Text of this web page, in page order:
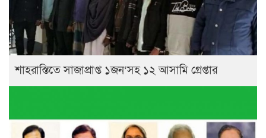
শাহরাস্তিতে সাজাপ্রাপ্ত ১জন’সহ ১২ আসামি গ্রেপ্তার